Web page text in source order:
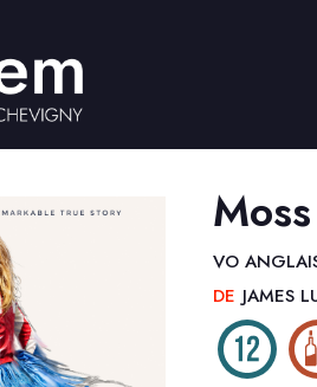
VO
DE JAMES